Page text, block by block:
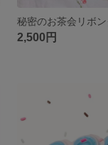
2,500円